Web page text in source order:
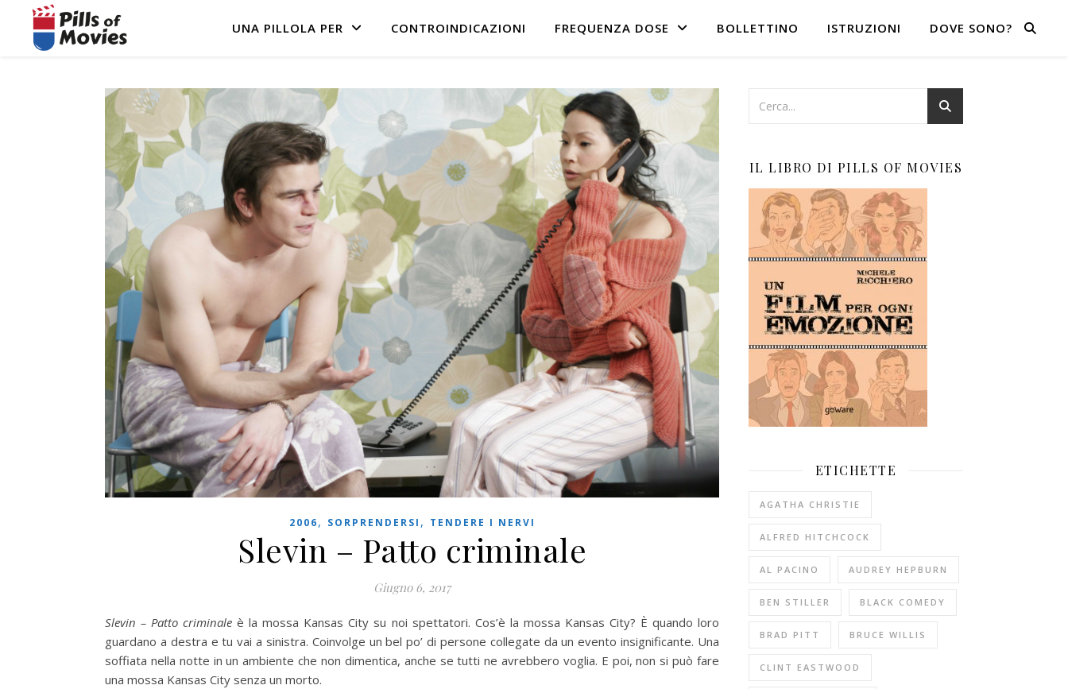
UNA PILLOLA PER CONTROINDICAZIONI FREQUENZA DOSE BOLLETTINO ISTRUZIONI DOVE SONO?
2006, SORPRENDERSI , TENDERE I NERVI
Slevin – Patto criminale
Giugno 6, 2017
Slevin – Patto criminale è la mossa Kansas City su noi spettatori. Cos’è la mossa Kansas City? È quando loro
guardano a destra e tu vai a sinistra. Coinvolge un bel po’ di persone collegate da un evento insignificante. Una
soffiata nella notte in un ambiente che non dimentica, anche se tutti ne avrebbero voglia. E poi, non si può fare
una mossa Kansas City senza un morto.
IL LIBRO DI PILLS OF MOVIES
ETICHETTE
AGATHA CHRISTIE
ALFRED HITCHCOCK
AL PACINO AUDREY HEPBURN
BEN STILLER BLACK COMEDY
BRAD PITT BRUCE WILLIS
CLINT EASTWOOD